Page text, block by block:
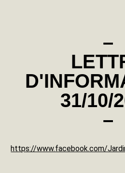
–
31/10/
–
https://www.facebook.com/